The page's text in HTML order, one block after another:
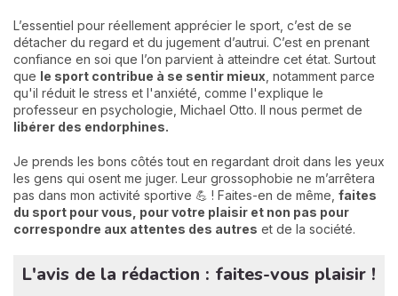
L’essentiel pour réellement apprécier le sport, c’est de se
détacher du regard et du jugement d’autrui. C’est en prenant
confiance en soi que l’on parvient à atteindre cet état. Surtout
que le sport contribue à se sentir mieux, notamment parce
qu'il réduit le stress et l'anxiété, comme l'explique le
professeur en psychologie, Michael Otto. Il nous permet de
libérer des endorphines.
Je prends les bons côtés tout en regardant droit dans les yeux
les gens qui osent me juger. Leur grossophobie ne m’arrêtera
pas dans mon activité sportive 💪 ! Faites-en de même, faites
du sport pour vous, pour votre plaisir et non pas pour
correspondre aux attentes des autres et de la société.
L'avis de la rédaction : faites-vous plaisir !